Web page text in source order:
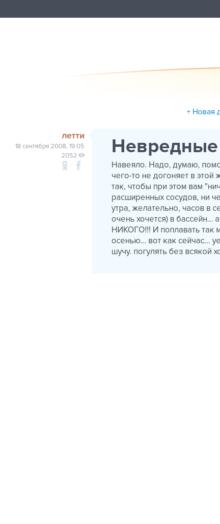
+ Новая
летти
18 сентября 2008, 19:05
2052
Невредные
Навеяло. Надо, думаю,
чего-то не догоняет в
так, чтобы при этом вам
расширенных сосудов, ни
утра, желательно, часов в
очень хочется) в бассейн...
НИКОГО!!! И поплавать так
осенью... вот как сейчас...
шучу. погулять без всякой